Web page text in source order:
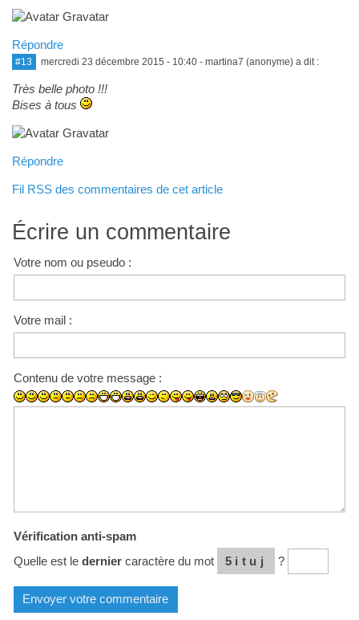
Répondre
#13 mercredi 23 décembre 2015 - 10:40- martina7 (anonyme) a dit :
Très belle photo !!!
Bises à tous
Répondre
Fil RSS des commentaires de cet article
Écrire un commentaire
Votre nom ou pseudo :
Votre mail :
Contenu de votre message :
Vérification anti-spam
Quelle est le derniercaractère du mot 5ituj ?